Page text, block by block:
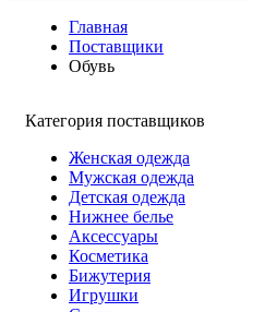
Главная
Поставщики
Обувь
Категория поставщиков
Женская одежда
Мужская одежда
Детская одежда
Нижнее белье
Аксессуары
Косметика
Бижутерия
Игрушки